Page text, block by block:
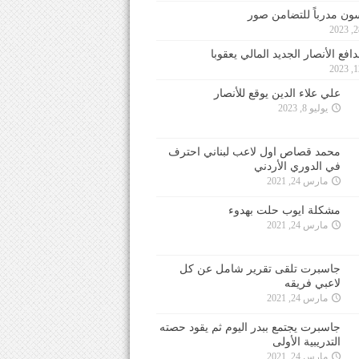
مدرباً للتضامن صور
الأنصار الجديد المالي يعقوبا
علي علاء الدين يوقع للأنصار
يوليو 8, 2023
محمد قصاص اول لاعب لبناني احترف
في الدوري الأردني
مارس 24, 2021
مشكلة ايوب حلت بهدوء
مارس 24, 2021
جاسبرت تلقى تقرير شامل عن كل
لاعبي فريقه
مارس 24, 2021
جاسبرت يجتمع ببدر اليوم ثم يقود حصته
التدريبية الأولى
مارس 24, 2021